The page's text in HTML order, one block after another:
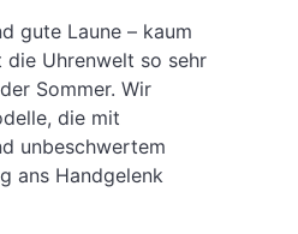
gute Laune – kaum
Uhrenwelt so sehr
Sommer. Wir
die mit
unbeschwertem
ans Handgelenk